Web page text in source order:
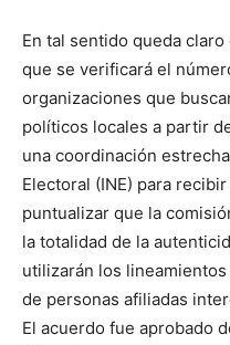
En tal sentido queda
que se verificará el
organizaciones que
políticos locales a partir
una coordinación
Electoral (INE) para
puntualizar que la
la totalidad de la
utilizarán los
de personas afiliadas
El acuerdo fue aprobado